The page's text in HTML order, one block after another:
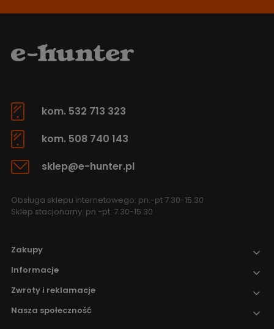
kom. 532 713 323
kom. 508 740 143
sklep@e-hunter.pl
Obsługa sklepu internetowego: pn.-pt 7.30-15.30
Sklep stacjonarny: pn.-pt. 7.30-15.30
Zakupy
Informacje
Zwroty i reklamacje
Nasza społeczność